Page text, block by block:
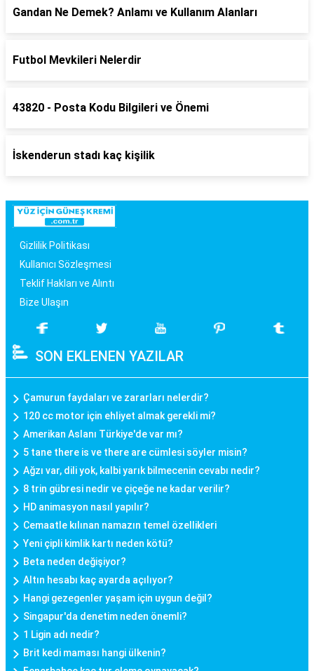
Gandan Ne Demek? Anlamı ve Kullanım Alanları
Futbol Mevkileri Nelerdir
43820 - Posta Kodu Bilgileri ve Önemi
İskenderun stadı kaç kişilik
Gizlilik Politikası
Kullanıcı Sözleşmesi
Teklif Hakları ve Alıntı
Bize Ulaşın
SON EKLENEN YAZILAR
Çamurun faydaları ve zararları nelerdir?
120 cc motor için ehliyet almak gerekli mi?
Amerikan Aslanı Türkiye'de var mı?
5 tane there is ve there are cümlesi söyler misin?
Ağzı var, dili yok, kalbi yarık bilmecenin cevabı nedir?
8 trin gübresi nedir ve çiçeğe ne kadar verilir?
HD animasyon nasıl yapılır?
Cemaatle kılınan namazın temel özellikleri
Yeni çipli kimlik kartı neden kötü?
Beta neden değişiyor?
Altın hesabı kaç ayarda açılıyor?
Hangi gezegenler yaşam için uygun değil?
Singapur'da denetim neden önemli?
1 Ligin adı nedir?
Brit kedi maması hangi ülkenin?